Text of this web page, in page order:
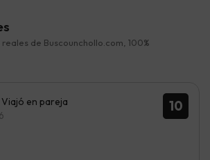
de Buscounchollo.com, 100%
10
Viajó en pareja